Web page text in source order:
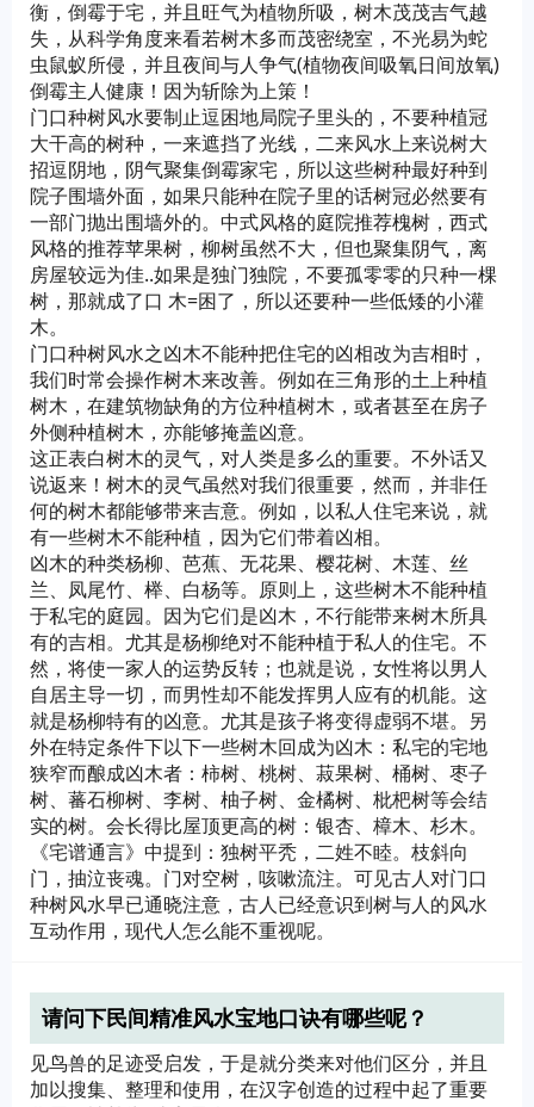
衡，倒霉于宅，并且旺气为植物所吸，树木茂茂吉气越
失，从科学角度来看若树木多而茂密绕室，不光易为蛇
虫鼠蚁所侵，并且夜间与人争气(植物夜间吸氧日间放氧)
倒霉主人健康！因为斩除为上策！
门口种树风水要制止逗困地局院子里头的，不要种植冠
大干高的树种，一来遮挡了光线，二来风水上来说树大
招逗阴地，阴气聚集倒霉家宅，所以这些树种最好种到
院子围墙外面，如果只能种在院子里的话树冠必然要有
一部门抛出围墙外的。中式风格的庭院推荐槐树，西式
风格的推荐苹果树，柳树虽然不大，但也聚集阴气，离
房屋较远为佳..如果是独门独院，不要孤零零的只种一棵
树，那就成了口 木=困了，所以还要种一些低矮的小灌
木。
门口种树风水之凶木不能种把住宅的凶相改为吉相时，
我们时常会操作树木来改善。例如在三角形的土上种植
树木，在建筑物缺角的方位种植树木，或者甚至在房子
外侧种植树木，亦能够掩盖凶意。
这正表白树木的灵气，对人类是多么的重要。不外话又
说返来！树木的灵气虽然对我们很重要，然而，并非任
何的树木都能够带来吉意。例如，以私人住宅来说，就
有一些树木不能种植，因为它们带着凶相。
凶木的种类杨柳、芭蕉、无花果、樱花树、木莲、丝
兰、凤尾竹、榉、白杨等。原则上，这些树木不能种植
于私宅的庭园。因为它们是凶木，不行能带来树木所具
有的吉相。尤其是杨柳绝对不能种植于私人的住宅。不
然，将使一家人的运势反转；也就是说，女性将以男人
自居主导一切，而男性却不能发挥男人应有的机能。这
就是杨柳特有的凶意。尤其是孩子将变得虚弱不堪。另
外在特定条件下以下一些树木回成为凶木：私宅的宅地
狭窄而酿成凶木者：柿树、桃树、菽果树、桶树、枣子
树、蕃石柳树、李树、柚子树、金橘树、枇杷树等会结
实的树。会长得比屋顶更高的树：银杏、樟木、杉木。
《宅谱通言》中提到：独树平秃，二姓不睦。枝斜向
门，抽泣丧魂。门对空树，咳嗽流注。可见古人对门口
种树风水早已通晓注意，古人已经意识到树与人的风水
互动作用，现代人怎么能不重视呢。
请问下民间精准风水宝地口诀有哪些呢？
见鸟兽的足迹受启发，于是就分类来对他们区分，并且
加以搜集、整理和使用，在汉字创造的过程中起了重要